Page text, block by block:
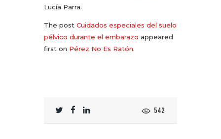
Lucía Parra.
The post Cuidados especiales del suelo
pélvico durante el embarazo appeared
first on Pérez No Es Ratón.
542